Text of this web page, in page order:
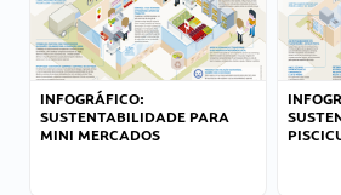
INFOGRÁFICO:
SUSTENTABILIDADE PARA
MINI MERCADOS